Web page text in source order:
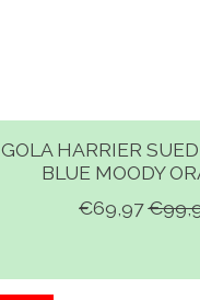
GOLA HARRIER
BLUE MOODY
€69,97